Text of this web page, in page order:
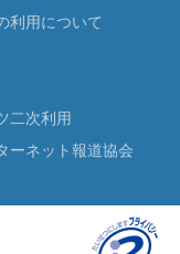
利用について
二次利用
ーネット報道協会